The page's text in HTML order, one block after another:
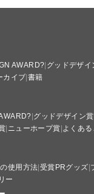
AWARD? グッドデザイ
カイブ 書籍
グッドデザイン賞
ニューホープ賞 よくある
使用方法 受賞PRグッズ
ー